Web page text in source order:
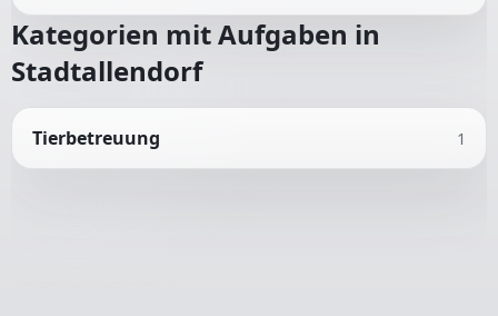
Kategorien mit Aufgaben in
Stadtallendorf
Tierbetreuung 1